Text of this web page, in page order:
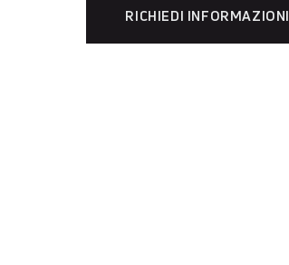
RICHIEDI INFORMAZIONI